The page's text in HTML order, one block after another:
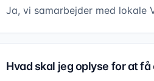
Ja, vi samarbejder med lokale
Hvad skal jeg oplyse for at